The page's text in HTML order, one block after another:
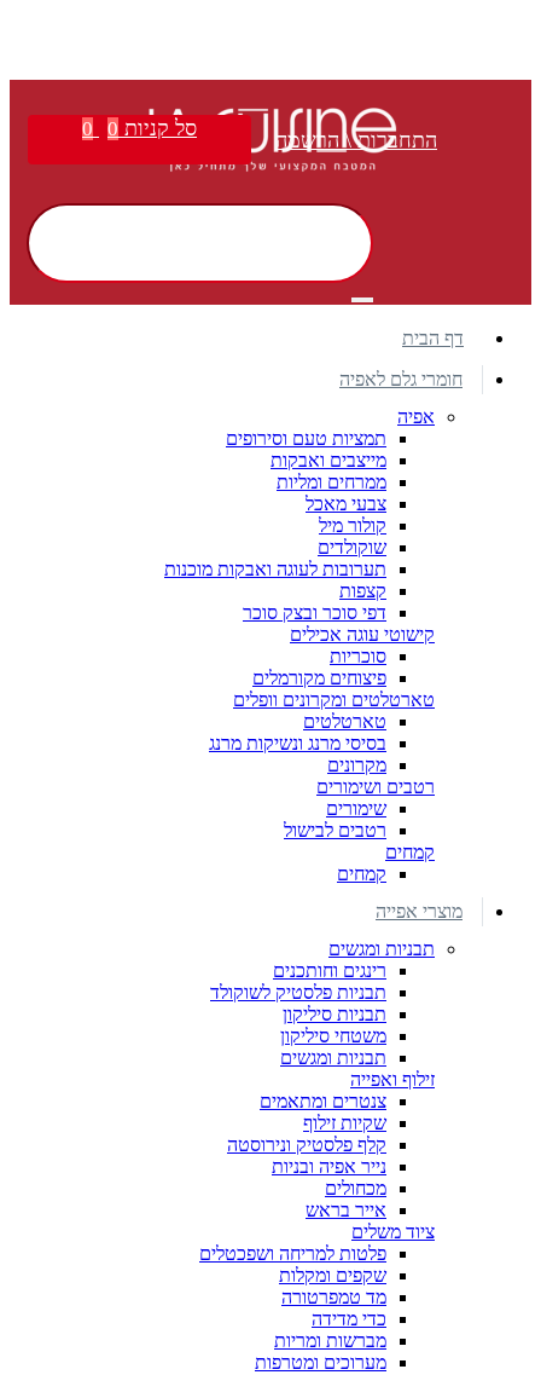
התחברות \ הרשמה סל קניות 0
0
דף הבית
חומרי גלם לאפיה
אפיה
תמציות טעם וסירופים
מייצבים ואבקות
ממרחים ומליות
צבעי מאכל
קולור מיל
שוקולדים
תערובות לעוגה ואבקות מוכנות
קצפות
דפי סוכר ובצק סוכר
קישוטי עוגה אכילים
סוכריות
פיצוחים מקורמלים
טארטלטים ומקרונים וופלים
טארטלטים
בסיסי מרנג ונשיקות מרנג
מקרונים
רטבים ושימורים
שימורים
רטבים לבישול
קמחים
קמחים
מוצרי אפייה
תבניות ומגשים
רינגים וחותכנים
תבניות פלסטיק לשוקולד
תבניות סיליקון
משטחי סיליקון
תבניות ומגשים
זילוף ואפייה
צנטרים ומתאמים
שקיות זילוף
קלף פלסטיק ונירוסטה
נייר אפיה ובניות
מכחולים
אייר בראש
ציוד משלים
פלטות למריחה ושפכטלים
שקפים ומקלות
מד טמפרטורה
כדי מדידה
מברשות ומריות
מערוכים ומטרפות